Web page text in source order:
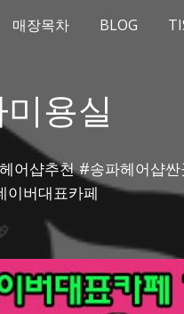
Skip to
매장목차 BLOG
용실
샵추천 #송파헤어샵
버대표카페